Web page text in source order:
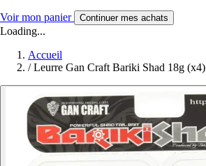
Voir mon panier Continuer mes achats
Loading...
Accueil
/ Leurre Gan Craft Bariki Shad 18g (x4)